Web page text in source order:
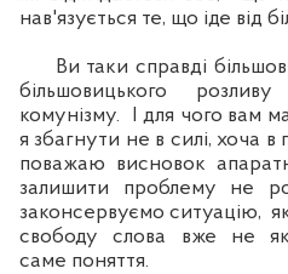
нав'язується те, що іде від
Ви таки справді
більшовицького
комунізму. І для чого вам
я збагнути не в силі, хоча в
поважаю висновок
залишити проблему не
законсервуємо ситуацію,
свободу слова вже не
саме поняття.